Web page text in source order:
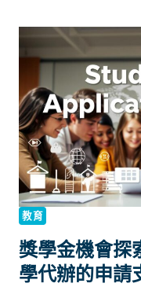
教育
獎學金機會探
學代辦的申請